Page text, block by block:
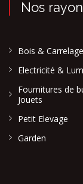
Nos
Bois & Carrelage
Electricité &
Fournitures de
Jouets
Petit Elevage
Garden